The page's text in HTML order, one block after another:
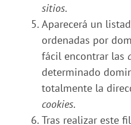
sitios.
Aparecerá un
ordenadas por
fácil encontrar las
determinado
totalmente la
cookies.
Tras realizar este